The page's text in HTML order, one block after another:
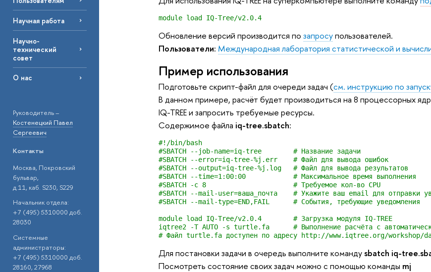
Научная работа
Научно-
технический
совет
О нас
Руководитель –
Костенецкий Павел
Сергеевич
Контакты
Москва, Покровский
бульвар,
д.11, каб. S230, S229
Начальник отдела:
+7 (495) 5310000 доб.
28030
Системные
администраторы:
+7 (495) 5310000 доб.
28160, 27968
module load IQ-Tree/v2.0.4
Обновление версий производится по запросупользователей.
Пользователи: Международная лаборатория статистической и
Пример использования
Подготовьте скрипт-файл для очереди задач (см. инструкцию по
В данном примере, расчёт будет производиться на 8 процессорных
IQ-TREE и запросить требуемые ресурсы.
Содержимое файла iq-tree.sbatch:
#!/bin/bash
#SBATCH --job-name=iq-tree        # Название задачи
#SBATCH --error=iq-tree-%j.err    # Файл для вывода ошибок
#SBATCH --output=iq-tree-%j.log   # Файл для вывода результатов
#SBATCH --time=1:00:00            # Максимальное время выполнения
#SBATCH -c 8                      # Требуемое кол-во CPU
#SBATCH --mail-user=ваша_почта    # Укажите ваш email для отправки
#SBATCH --mail-type=END,FAIL      # События, требующие уведомления
module load IQ-Tree/v2.0.4        # Загрузка модуля IQ-TREE
iqtree2 -T AUTO -s turtle.fa      # Выполнение расчёта с
# Файл turtle.fa доступен по адресу http://www.iqtree.org/
Для постановки задачи в очередь выполните командуsbatch iq-
Посмотреть состояние своих задач можно с помощью команды mj